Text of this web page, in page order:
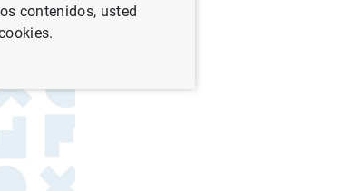
contenidos, usted